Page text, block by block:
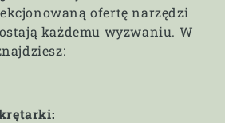
ofertę narzędzi
każdemu wyzwaniu. W